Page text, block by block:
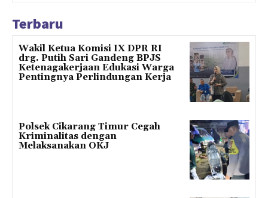
Terbaru
Wakil Ketua Komisi IX DPR RI
drg. Putih Sari Gandeng BPJS
Ketenagakerjaan Edukasi Warga
Pentingnya Perlindungan Kerja
Polsek Cikarang Timur Cegah
Kriminalitas dengan
Melaksanakan OKJ